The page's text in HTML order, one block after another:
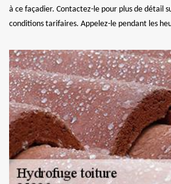
à ce façadier. Contactez-le pour plus de détail
conditions tarifaires. Appelez-le pendant les